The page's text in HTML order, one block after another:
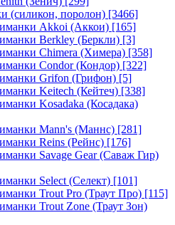
(силикон, поролон) [3466]
Akkoi (Аккои) [165]
Berkley (Беркли) [3]
Chimera (Химера) [358]
Condor (Кондор) [322]
Grifon (Грифон) [5]
Keitech (Кейтеч) [338]
Kosadaka (Косадака)
Mann's (Маннс) [281]
Reins (Рейнс) [176]
Savage Gear (Саваж Гир)
Select (Селект) [101]
Trout Pro (Траут Про) [115]
Trout Zone (Траут Зон)